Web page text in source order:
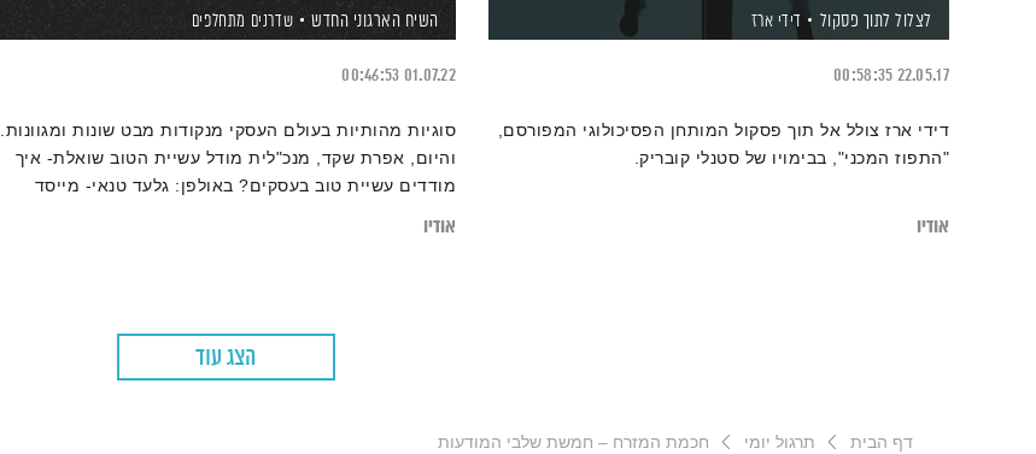
לצלול לתוך פסקול דידי ארז
22.05.17
00:58:35
דידי ארז צולל אל תוך פסקול המותחן הפסיכולוגי המפורסם,
"התפוז המכני", בבימויו של סטנלי קובריק.
אודיו
השיח הארגוני החדש שדרנים מתחלפים
01.07.22
00:46:53
סוגיות מהותיות בעולם העסקי מנקודות מבט שונות ומגוונות.
והיום, אפרת שקד, מנכ"לית מודל עשיית הטוב שואלת- איך
מודדים עשיית טוב בעסקים? באולפן: גלעד טנאי- מייסד
אודיו
הצג עוד
דף הבית תרגול יומי חכמת המזרח – חמשת שלבי המודעות